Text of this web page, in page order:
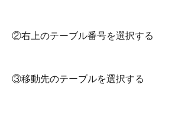
②右上のテーブル番号を選択する
③移動先のテーブルを選択する